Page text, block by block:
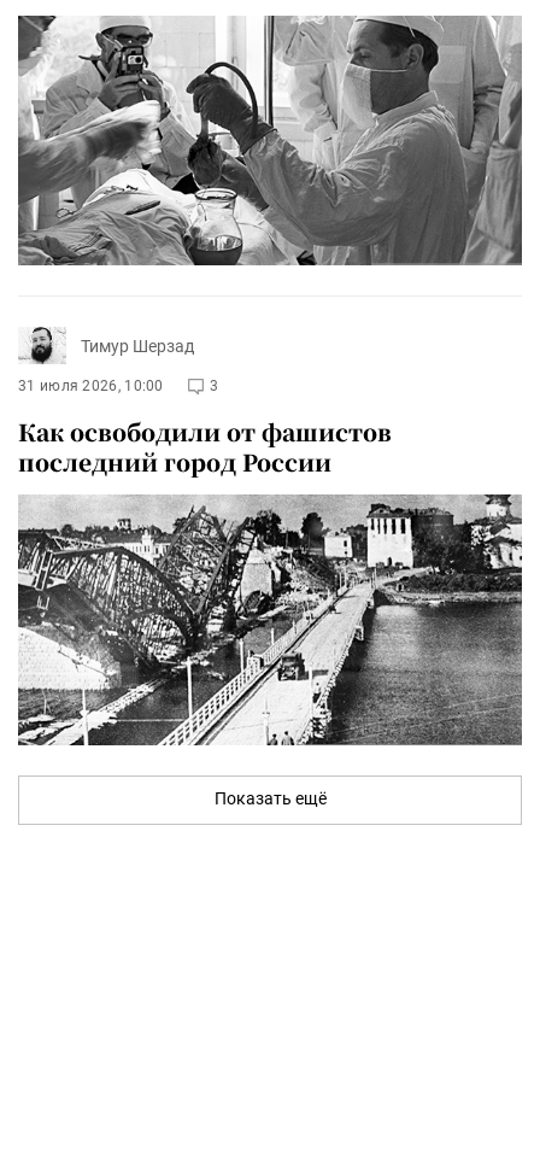
Тимур Шерзад
31 июля 2026, 10:00 3
Как освободили от фашистов
последний город России
Показать ещё